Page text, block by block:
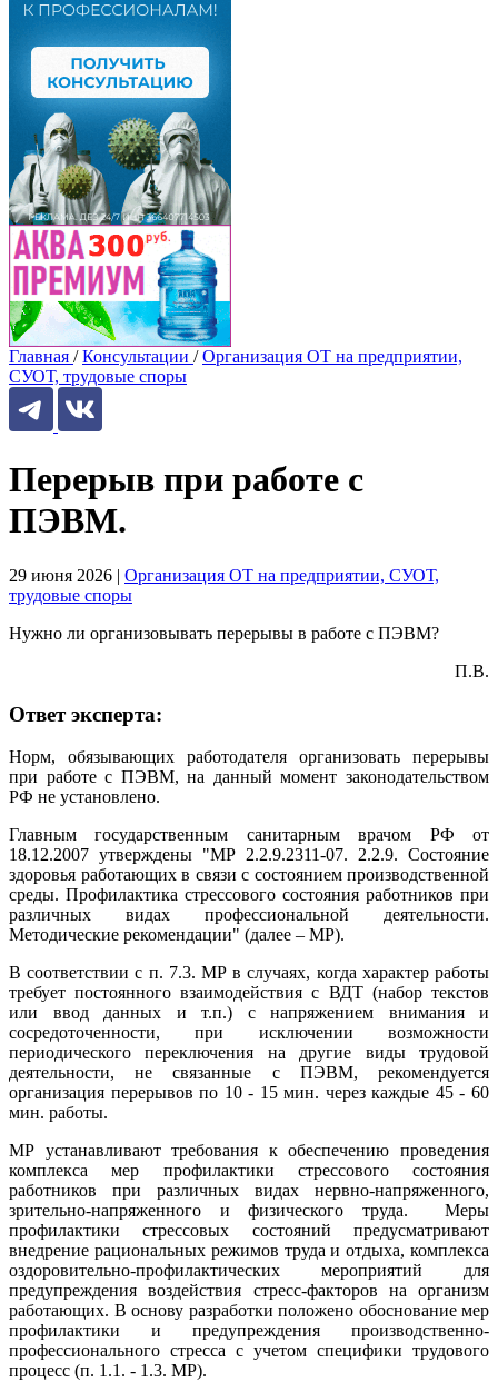
Главная / Консультации / Организация ОТ на предприятии,
СУОТ, трудовые споры
Перерыв при работе с
ПЭВМ.
29 июня 2026 | Организация ОТ на предприятии, СУОТ,
трудовые споры
Нужно ли организовывать перерывы в работе с ПЭВМ?
П.В.
Ответ эксперта:
Норм, обязывающих работодателя организовать перерывы
при работе с ПЭВМ, на данный момент законодательством
РФ не установлено.
Главным государственным санитарным врачом РФ от
18.12.2007 утверждены "МР 2.2.9.2311-07. 2.2.9. Состояние
здоровья работающих в связи с состоянием производственной
среды. Профилактика стрессового состояния работников при
различных видах профессиональной деятельности.
Методические рекомендации" (далее – МР).
В соответствии с п. 7.3. МР в случаях, когда характер работы
требует постоянного взаимодействия с ВДТ (набор текстов
или ввод данных и т.п.) с напряжением внимания и
сосредоточенности, при исключении возможности
периодического переключения на другие виды трудовой
деятельности, не связанные с ПЭВМ, рекомендуется
организация перерывов по 10 - 15 мин. через каждые 45 - 60
мин. работы.
МР устанавливают требования к обеспечению проведения
комплекса мер профилактики стрессового состояния
работников при различных видах нервно-напряженного,
зрительно-напряженного и физического труда. Меры
профилактики стрессовых состояний предусматривают
внедрение рациональных режимов труда и отдыха, комплекса
оздоровительно-профилактических мероприятий для
предупреждения воздействия стресс-факторов на организм
работающих. В основу разработки положено обоснование мер
профилактики и предупреждения производственно-
профессионального стресса с учетом специфики трудового
процесс (п. 1.1. - 1.3. МР).